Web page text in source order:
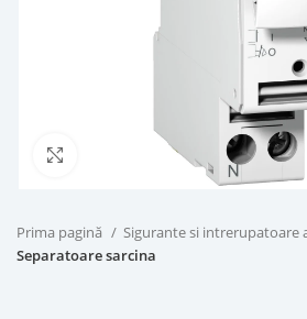
Click to enlarge
Prima pagină
Sigurante si intrerupatoare
Separatoare sarcina